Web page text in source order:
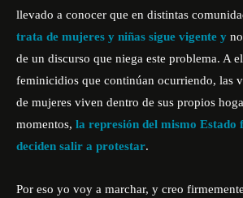
llevado a conocer que en distintas
trata de mujeres y niñas sigue vigente y
de un discurso que niega este problema. A
feminicidios que continúan ocurriendo, las
de mujeres viven dentro de sus propios
momentos, la represión del mismo Estado
deciden salir a protestar.
Por eso yo voy a marchar, y creo